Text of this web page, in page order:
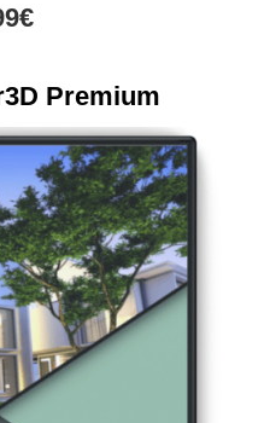
Premium